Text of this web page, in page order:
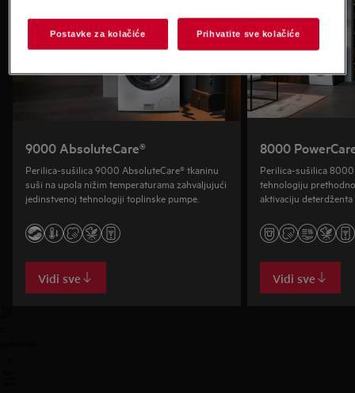
9000 AbsoluteCare®
Perilica-sušilica 9000 AbsoluteCare® tkaninu
suši na upola nižim temperaturama zahvaljujući
jedinstvenoj tehnologiji toplinske pumpe.
Vidi sve
8000
Perilica-sušilica
tehnologiju
aktivaciju
Vidi sve
Postavke za kolačiće Prihvatite sve kolačiće